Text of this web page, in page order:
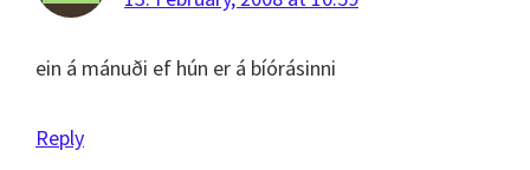
ein á mánuði ef hún er á bíórásinni
Reply